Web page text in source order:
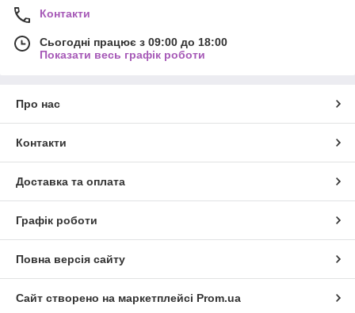
Контакти
Сьогодні працює з 09:00 до 18:00
Показати весь графік роботи
Про нас
Контакти
Доставка та оплата
Графік роботи
Повна версія сайту
Сайт створено на маркетплейсі Prom.ua